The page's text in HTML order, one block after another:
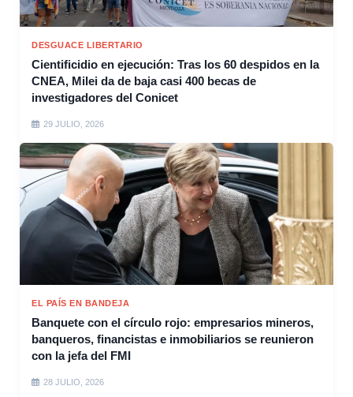
DESGUACE LIBERTARIO
Cientificidio en ejecución: Tras los 60 despidos en la
CNEA, Milei da de baja casi 400 becas de
investigadores del Conicet
29 JULIO, 2026
EL PAÍS EN BANDEJA
Banquete con el círculo rojo: empresarios mineros,
banqueros, financistas e inmobiliarios se reunieron
con la jefa del FMI
28 JULIO, 2026